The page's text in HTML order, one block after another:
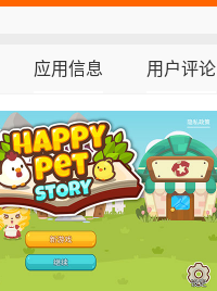
应用信息 用户评论